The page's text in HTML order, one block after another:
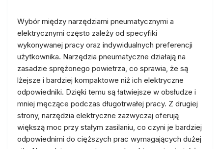
Wybór między narzędziami pneumatycznymi a
elektrycznymi często zależy od specyfiki
wykonywanej pracy oraz indywidualnych preferencji
użytkownika. Narzędzia pneumatyczne działają na
zasadzie sprężonego powietrza, co sprawia, że są
lżejsze i bardziej kompaktowe niż ich elektryczne
odpowiedniki. Dzięki temu są łatwiejsze w obsłudze i
mniej męczące podczas długotrwałej pracy. Z drugiej
strony, narzędzia elektryczne zazwyczaj oferują
większą moc przy stałym zasilaniu, co czyni je bardziej
odpowiednimi do cięższych prac wymagających dużej